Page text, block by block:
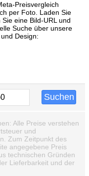
Preisvergleich
per Foto. Laden Sie
eine Bild-URL und
Suche über unsere
Design:
Alle Preise verstehen
und
Zum Zeitpunkt des
angegebene Preis
technischen Gründen
Lieferbarkeit und der